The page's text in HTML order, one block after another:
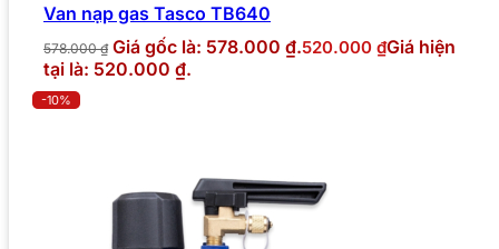
Van nạp gas Tasco TB640
578.000₫ Giá gốc là: 578.000 ₫.520.000 ₫Giá hiện
tại là: 520.000 ₫.
-10%